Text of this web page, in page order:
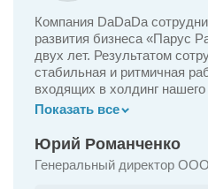
Ликвидация OOO
Внесение Изменений В
Оформление ЭЦП
Для ИП
Бухгалтерское
Регистрация ИП
Компания DaDaDa
развития бизнеса «Парус
двух лет. Результатом
стабильная и ритмичная
входящих в холдинг
хотелось бы отметить то,
компания в лице ООО
«Парус Разума". обрела
консультанта по вопросам
Показать все
Юрий Романченко
Генеральный директор